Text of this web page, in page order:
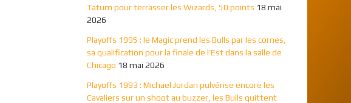
Tatum pour terrasser les Wizards, 50 points 18 mai
2026
Playoffs 1995 : le Magic prend les Bulls par les cornes,
sa qualification pour la finale de l’Est dans la salle de
Chicago 18 mai 2026
Playoffs 1993 : Michael Jordan pulvérise encore les
Cavaliers sur un shoot au buzzer, les Bulls quittent